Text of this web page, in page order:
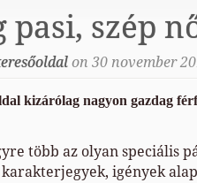
pasi, szép
on 30 november
kizárólag nagyon gazdag
több az olyan speciális
igények